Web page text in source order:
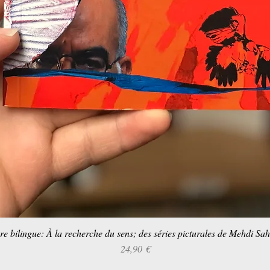
Aperçu rapide
bilingue: À la recherche du sens; des séries picturales de Mehdi
Prix
24,90 €